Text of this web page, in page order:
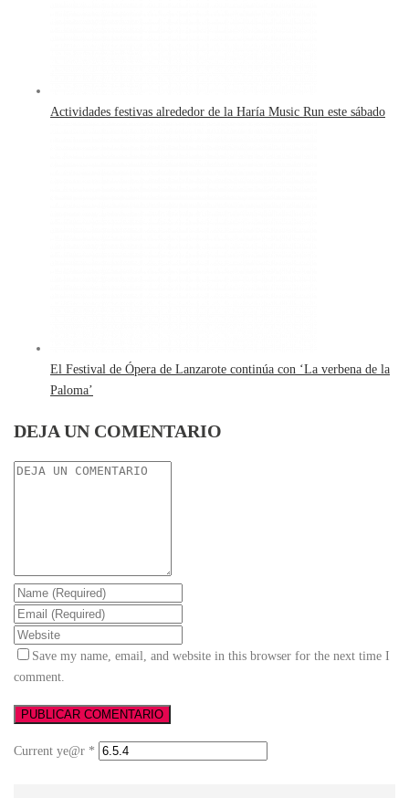
Actividades festivas alrededor de la Haría Music Run este sábado
El Festival de Ópera de Lanzarote continúa con ‘La verbena de la
Paloma’
DEJA UN COMENTARIO
Save my name, email, and website in this browser for the next time I
comment.
Current ye@r *